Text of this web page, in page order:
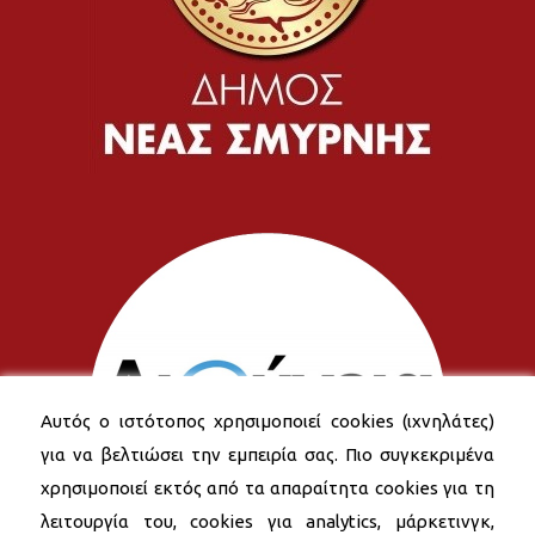
Αυτός ο ιστότοπος χρησιμοποιεί cookies (ιχνηλάτες)
για να βελτιώσει την εμπειρία σας. Πιο συγκεκριμένα
χρησιμοποιεί εκτός από τα απαραίτητα cookies για τη
λειτουργία του, cookies για analytics, μάρκετινγκ,